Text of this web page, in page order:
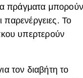
πράγματα μπορούν
παρενέργειες. Το
υπερτερούν
τον διαβήτη το